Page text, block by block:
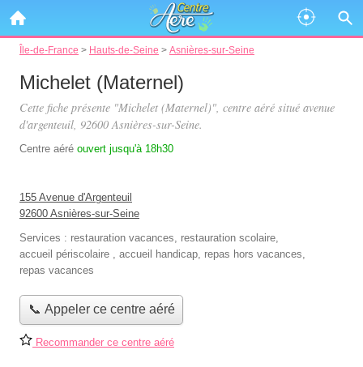
Île-de-France > Hauts-de-Seine > Asnières-sur-Seine
Michelet (Maternel)
Cette fiche présente "Michelet (Maternel)", centre aéré situé avenue
d'argenteuil, 92600 Asnières-sur-Seine.
Centre aéré ouvert jusqu'à 18h30
155 Avenue d'Argenteuil
92600 Asnières-sur-Seine
Services : restauration vacances, restauration scolaire,
accueil périscolaire , accueil handicap, repas hors vacances,
repas vacances
📞 Appeler ce centre aéré
Recommander ce centre aéré